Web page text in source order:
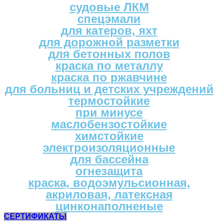
судовые ЛКМ
спецэмали
для катеров, яхт
для дорожной разметки
для бетонных полов
краска по металлу
краска по ржавчине
для больниц и детских учреждений
термостойкие
при минусе
маслобензостойкие
химстойкие
электроизоляционные
для бассейна
огнезащита
краска, водоэмульсионная,
акриловая, латексная
цинконаполненые
СЕРТИФИКАТЫ